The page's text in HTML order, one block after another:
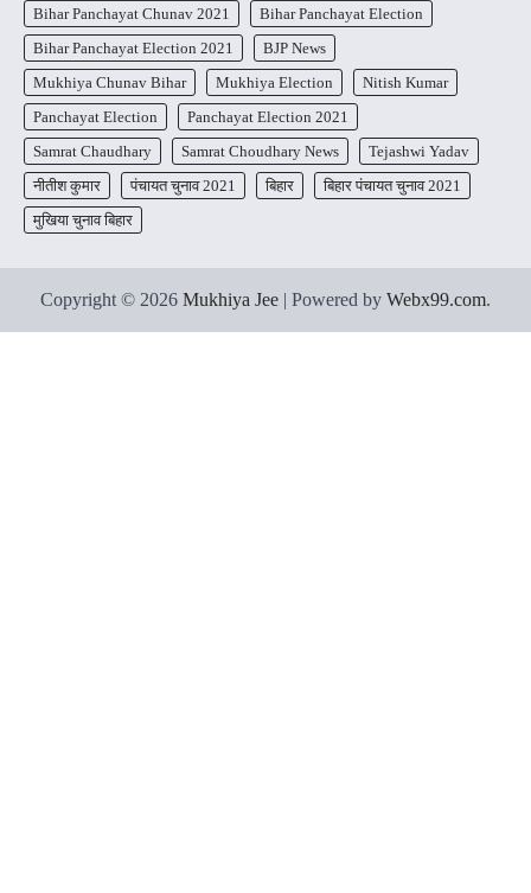
Bihar Panchayat Chunav 2021
Bihar Panchayat Election
Bihar Panchayat Election 2021
BJP News
Mukhiya Chunav Bihar
Mukhiya Election
Nitish Kumar
Panchayat Election
Panchayat Election 2021
Samrat Chaudhary
Samrat Choudhary News
Tejashwi Yadav
नीतीश कुमार
पंचायत चुनाव 2021 बिहार
बिहार पंचायत चुनाव 2021
मुखिया चुनाव बिहार
Copyright © 2026 Mukhiya Jee | Powered by Webx99.com.